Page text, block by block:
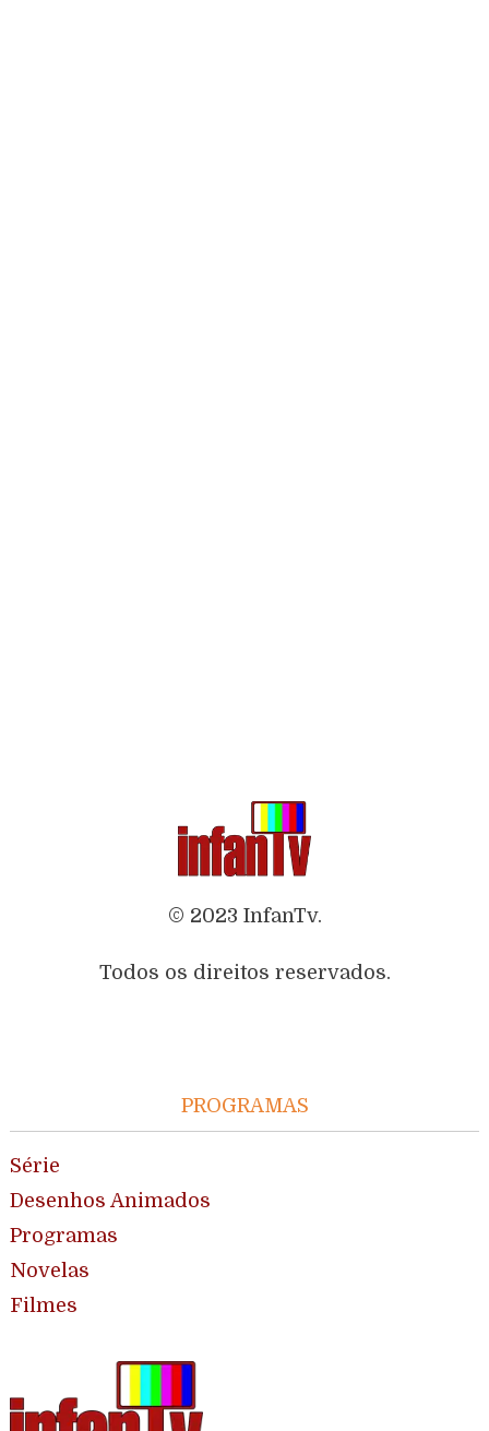
© 2023 InfanTv.
Todos os direitos reservados.
PROGRAMAS
Série
Desenhos Animados
Programas
Novelas
Filmes